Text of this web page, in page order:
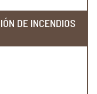
DE INCENDIOS